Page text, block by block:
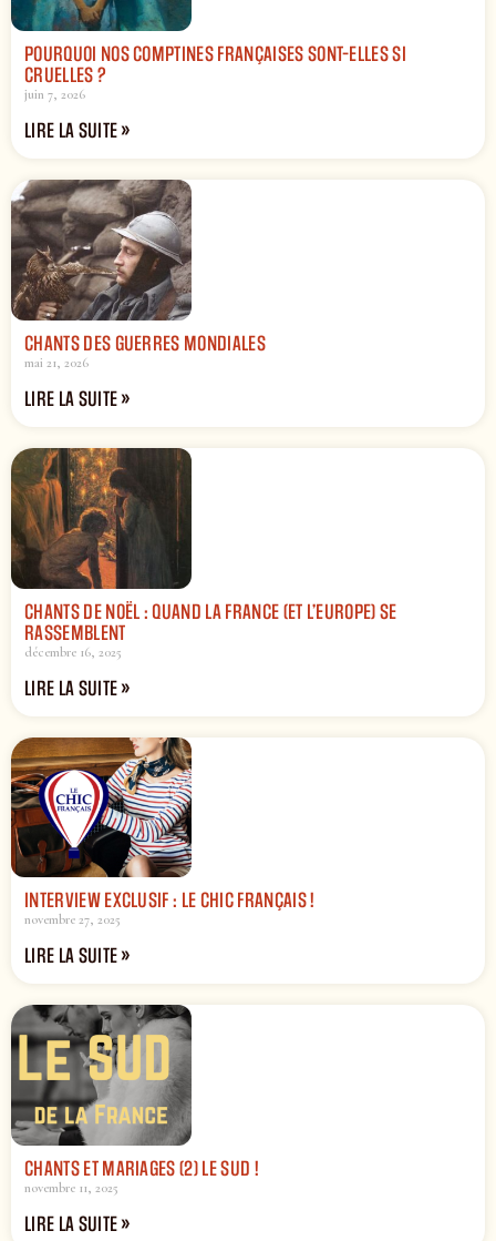
POURQUOI NOS COMPTINES FRANÇAISES SONT-ELLES SI
CRUELLES ?
juin 7, 2026
LIRE LA SUITE »
CHANTS DES GUERRES MONDIALES
mai 21, 2026
LIRE LA SUITE »
CHANTS DE NOËL : QUAND LA FRANCE (ET L’EUROPE) SE
RASSEMBLENT
décembre 16, 2025
LIRE LA SUITE »
INTERVIEW EXCLUSIF : LE CHIC FRANÇAIS !
novembre 27, 2025
LIRE LA SUITE »
CHANTS ET MARIAGES (2) LE SUD !
novembre 11, 2025
LIRE LA SUITE »